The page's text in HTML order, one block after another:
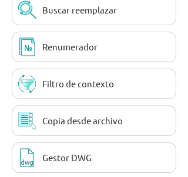
Buscar reemplazar
Renumerador
Filtro de contexto
Copia desde archivo
Gestor DWG